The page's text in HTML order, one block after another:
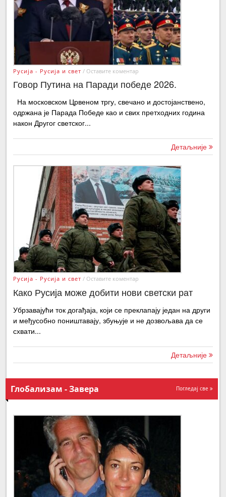
01/12/2023, 13:28
Проглас српском
народу, Цркви и
држави
Русија - Русија и свет / Оставите коментар
Говор Путина на Паради победе 2026.
На московском Црвеном тргу, свечано и достојанствено,
одржана је Парада Победе као и свих претходних година
након Другог светског...
Детаљније
Русија - Русија и свет / Оставите коментар
Како Русија може добити нови светски рат
Убрзавајући ток догађаја, који се преклапају један на други
и међусобно поништавају, збуњује и не дозвољава да се
схвати...
Детаљније
Глобализам - Завера Погледај све